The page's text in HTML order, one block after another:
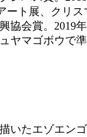
ート展、クリ
協会賞。2019
ヤマゴボウで準
いたエゾエン